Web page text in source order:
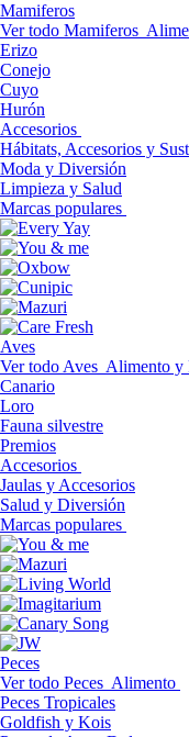
Mamiferos
Ver todo Mamiferos
Erizo
Conejo
Cuyo
Hurón
Accesorios
Hábitats, Accesorios y
Moda y Diversión
Limpieza y Salud
Marcas populares
Aves
Ver todo Aves Alimento y
Canario
Loro
Fauna silvestre
Premios
Accesorios
Jaulas y Accesorios
Salud y Diversión
Marcas populares
Peces
Ver todo Peces Alimento
Peces Tropicales
Goldfish y Kois